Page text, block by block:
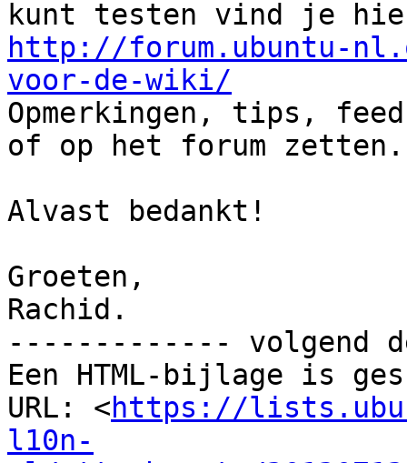
http://forum.ubuntu-
voor-de-wiki/
Opmerkingen, tips,
of op het forum zetten.
Alvast bedankt!
Groeten,
Rachid.
------------- volgend
Een HTML-bijlage is
URL: <https://
l10n-